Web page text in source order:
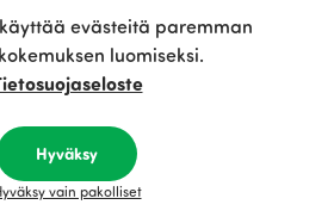
evästeitä paremman
luomiseksi.
Hyväksy
vain pakolliset